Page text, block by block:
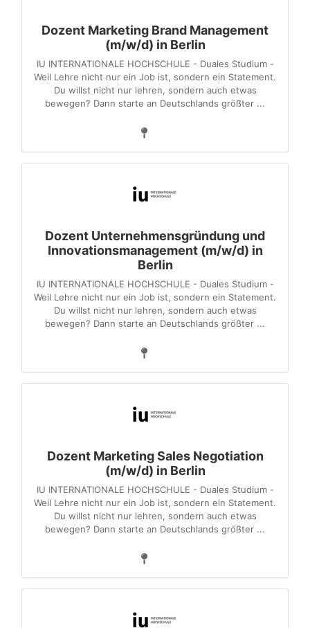
Dozent Marketing Brand Management
(m/w/d) in Berlin
IU INTERNATIONALE HOCHSCHULE - Duales Studium -
Weil Lehre nicht nur ein Job ist, sondern ein Statement.
Du willst nicht nur lehren, sondern auch etwas
bewegen? Dann starte an Deutschlands größter ...
Dozent Unternehmensgründung und
Innovationsmanagement (m/w/d) in
Berlin
IU INTERNATIONALE HOCHSCHULE - Duales Studium -
Weil Lehre nicht nur ein Job ist, sondern ein Statement.
Du willst nicht nur lehren, sondern auch etwas
bewegen? Dann starte an Deutschlands größter ...
Dozent Marketing Sales Negotiation
(m/w/d) in Berlin
IU INTERNATIONALE HOCHSCHULE - Duales Studium -
Weil Lehre nicht nur ein Job ist, sondern ein Statement.
Du willst nicht nur lehren, sondern auch etwas
bewegen? Dann starte an Deutschlands größter ...